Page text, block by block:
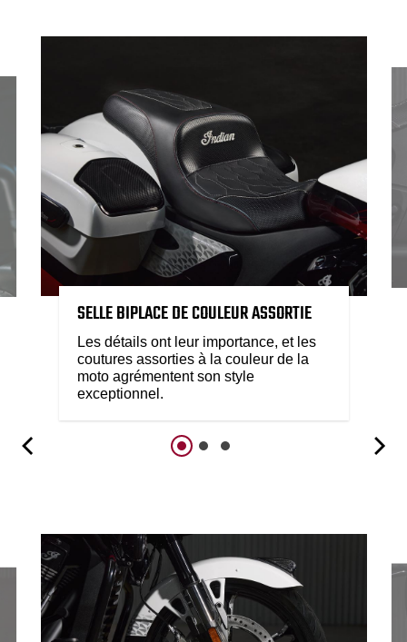
SELLE BIPLACE DE COULEUR ASSORTIE
Les détails ont leur importance, et les
coutures assorties à la couleur de la
moto agrémentent son style
exceptionnel.